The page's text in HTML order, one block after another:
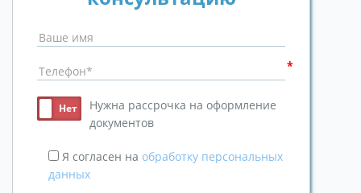
Нужна рассрочка на оформление
документов
Я согласен на обработку персональных
данных